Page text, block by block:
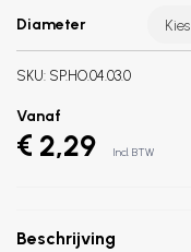
Diameter Kies
SKU: SP.HO.04.03.0
Vanaf
€ 2,29 Incl. BTW
Beschrijving